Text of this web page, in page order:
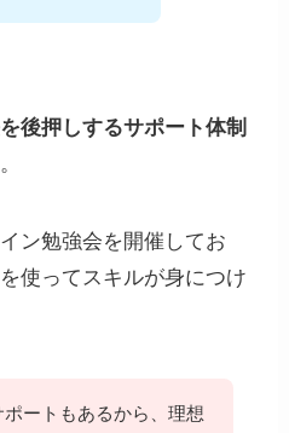
後押しするサポート体制
ン勉強会を開催してお
使ってスキルが身につけ
ートもあるから、理想